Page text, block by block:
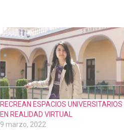
RECREAN ESPACIOS UNIVERSITARIOS
EN REALIDAD VIRTUAL
9 marzo, 2022